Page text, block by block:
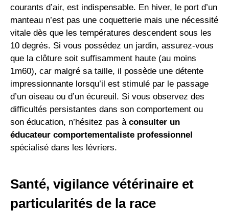
courants d’air, est indispensable. En hiver, le port d’un
manteau n’est pas une coquetterie mais une nécessité
vitale dès que les températures descendent sous les
10 degrés. Si vous possédez un jardin, assurez-vous
que la clôture soit suffisamment haute (au moins
1m60), car malgré sa taille, il possède une détente
impressionnante lorsqu’il est stimulé par le passage
d’un oiseau ou d’un écureuil. Si vous observez des
difficultés persistantes dans son comportement ou
son éducation, n’hésitez pas à consulter un
éducateur comportementaliste professionnel
spécialisé dans les lévriers.
Santé, vigilance vétérinaire et
particularités de la race